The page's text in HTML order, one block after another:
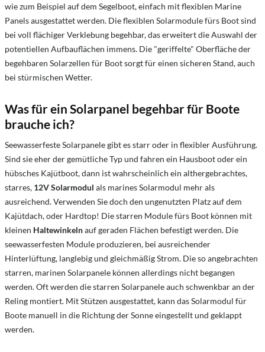
wie zum Beispiel auf dem Segelboot, einfach mit flexiblen Marine
Panels ausgestattet werden. Die flexiblen Solarmodule fürs Boot sind
bei voll flächiger Verklebung begehbar, das erweitert die Auswahl der
potentiellen Aufbauflächen immens. Die "geriffelte" Oberfläche der
begehbaren Solarzellen für Boot sorgt für einen sicheren Stand, auch
bei stürmischen Wetter.
Was für ein Solarpanel begehbar für Boote
brauche ich?
Seewasserfeste Solarpanele gibt es starr oder in flexibler Ausführung.
Sind sie eher der gemütliche Typ und fahren ein Hausboot oder ein
hübsches Kajütboot, dann ist wahrscheinlich ein althergebrachtes,
starres, 12V Solarmodul als marines Solarmodul mehr als
ausreichend. Verwenden Sie doch den ungenutzten Platz auf dem
Kajütdach, oder Hardtop! Die starren Module fürs Boot können mit
kleinen Haltewinkelnauf geraden Flächen befestigt werden. Die
seewasserfesten Module produzieren, bei ausreichender
Hinterlüftung, langlebig und gleichmäßig Strom. Die so angebrachten
starren, marinen Solarpanele können allerdings nicht begangen
werden. Oft werden die starren Solarpanele auch schwenkbar an der
Reling montiert. Mit Stützen ausgestattet, kann das Solarmodul für
Boote manuell in die Richtung der Sonne eingestellt und geklappt
werden.